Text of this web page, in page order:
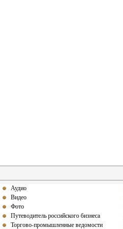
Аудио
Видео
Фото
Путеводитель российского бизнеса
Торгово-промышленные ведомости